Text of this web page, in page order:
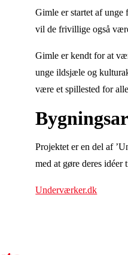
Gimle er startet af
vil de frivillige også
Gimle er kendt for at
unge ildsjæle og
være et spillested for
Projektet er en del af
med at gøre deres
Underværker.dk